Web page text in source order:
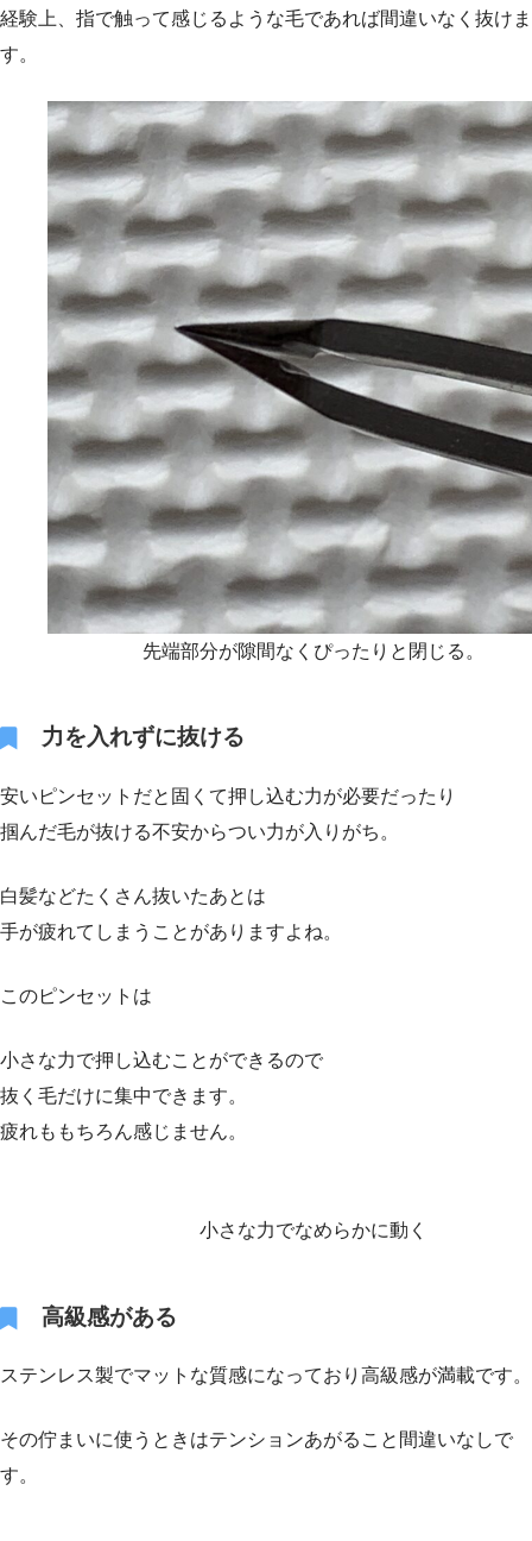
経験上、指で触って感じるような毛であれば間違いなく抜けま
す。
先端部分が隙間なくぴったりと閉じる。
力を入れずに抜ける
安いピンセットだと固くて押し込む力が必要だったり
掴んだ毛が抜ける不安からつい力が入りがち。
白髪などたくさん抜いたあとは
手が疲れてしまうことがありますよね。
このピンセットは
小さな力で押し込むことができるので
抜く毛だけに集中できます。
疲れももちろん感じません。
小さな力でなめらかに動く
高級感がある
ステンレス製でマットな質感になっており高級感が満載です。
その佇まいに使うときはテンションあがること間違いなしで
す。